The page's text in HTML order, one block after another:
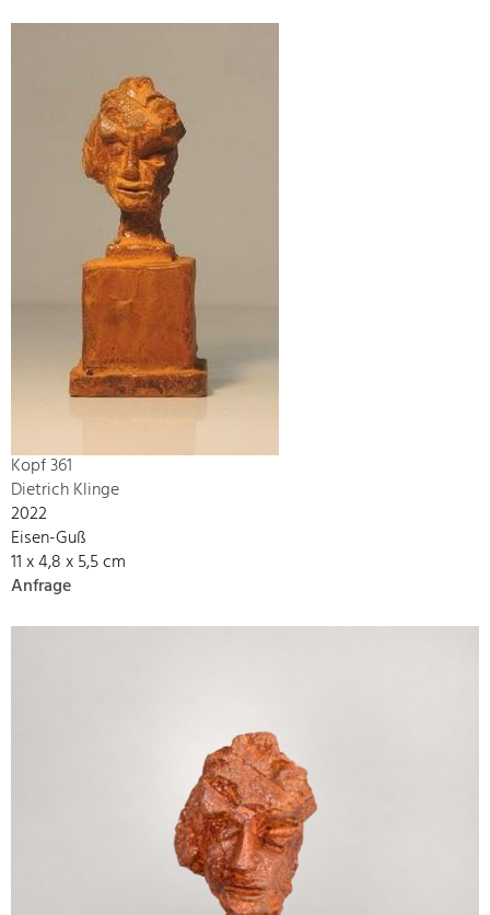
Kopf 361
Dietrich Klinge
2022
Eisen-Guß
11 x 4,8 x 5,5 cm
Anfrage